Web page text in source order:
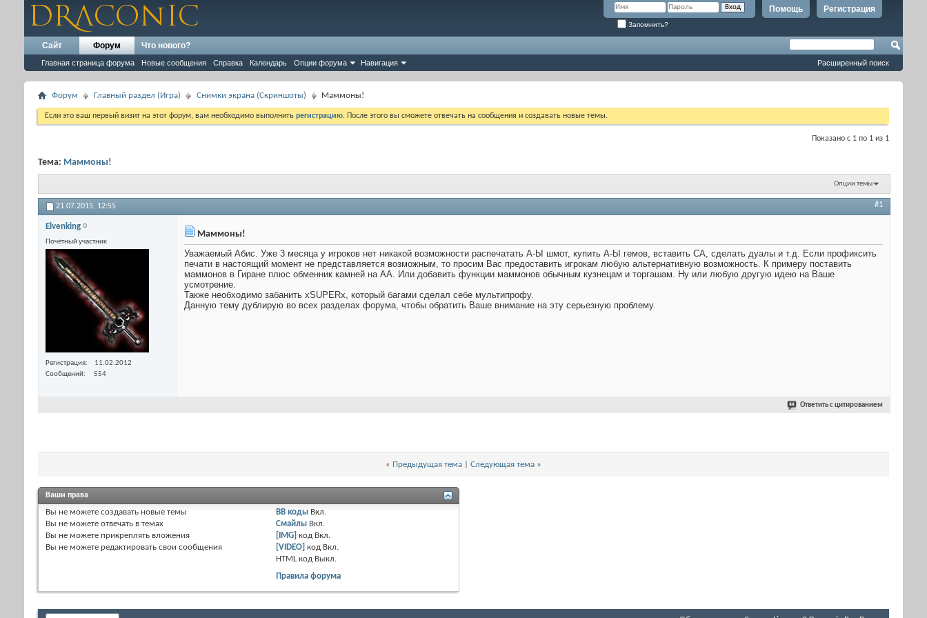
Регистрация
Помощь
Запомнить?
Сайт Форум
Главная страница форума Новые сообщения Справка Календарь Опции форума Навигация
Что нового?
Расширенный поиск
Форум Главный раздел (Игра) Снимки экрана (Cкриншоты) Маммоны!
Если это ваш первый визит на этот форум, вам необходимо выполнить регистрацию. После этого вы сможете отвечать на сообщения и создавать новые темы.
Показано с 1 по 1 из 1
Тема: Маммоны!
Опции темы
21.07.2015, 12:55 #1
Elvenking
Почётный участник
Регистрация
11.02.2012
Сообщений
554
Маммоны!
Уважаемый Абис. Уже 3 месяца у игроков нет никакой возможности распечатать А-Ы шмот, купить А-Ы гемов, вставить СА, сделать дуалы и т.д. Если профиксить
печати в настоящий момент не представляется возможным, то просим Вас предоставить игрокам любую альтернативную возможность. К примеру поставить
маммонов в Гиране плюс обменник камней на АА. Или добавить функции маммонов обычным кузнецам и торгашам. Ну или любую другую идею на Ваше
усмотрение.
Также необходимо забанить xSUPERx, который багами сделал себе мультипрофу.
Данную тему дублирую во всех разделах форума, чтобы обратить Ваше внимание на эту серьезную проблему.
Ответить с цитированием
« Предыдущая тема Следующая тема »
Ваши права
Вы не можете создавать новые темы
Вы не можете отвечать в темах
Вы не можете прикреплять вложения
Вы не можете редактировать свои сообщения
BB коды Вкл.
Смайлы Вкл.
[IMG] код Вкл.
[VIDEO] код Вкл.
HTML код Выкл.
Правила форума